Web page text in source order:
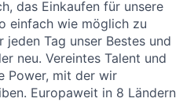
das Einkaufen für unsere
einfach wie möglich zu
Tag unser Bestes und
neu. Vereintes Talent und
Power, mit der wir
Europaweit in 8 Ländern